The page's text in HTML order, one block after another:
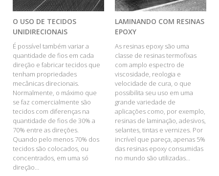
O USO DE TECIDOS
UNIDIRECIONAIS
É possível também variar a
quantidade de fios em cada
direção e fabricar tecidos que
tenham propriedades
mecânicas direcionais.
Normalmente, o máximo que
se faz comercialmente são
tecidos com diferenças na
quantidade de fios de 30% a
70% entre as direções.
Quando pelo menos 70% dos
tecidos são colocados, ou
concentrados, em uma só
direção…
LAMINANDO COM RESINAS
EPOXY
As resinas epoxy são uma
classe de resinas termofixas
com amplo espectro de
viscosidade, reologia e
velocidade de cura, o que
possibilita seu uso em uma
grande variedade de
aplicações como, por exemplo,
resinas de laminação, adesivos,
selantes, tintas e vernizes. Por
incrível que pareça, apenas 5%
das resinas epoxy consumidas
no mundo são utilizadas…